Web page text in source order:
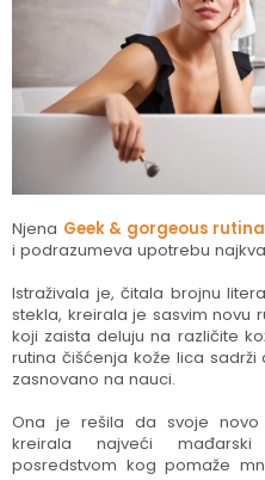
Njena Geek & gorgeous rutina
i podrazumeva upotrebu
Istraživala je, čitala brojnu
stekla, kreirala je sasvim novu
koji zaista deluju na različite
rutina čišćenja kože lica
zasnovano na nauci.
Ona je rešila da svoje
kreirala najveći
posredstvom kog pomaže